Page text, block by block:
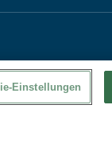
Einstellungen